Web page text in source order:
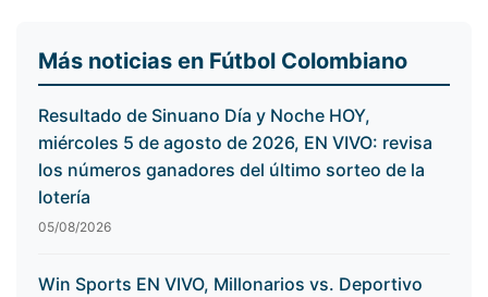
Más noticias en Fútbol Colombiano
Resultado de Sinuano Día y Noche HOY,
miércoles 5 de agosto de 2026, EN VIVO: revisa
los números ganadores del último sorteo de la
lotería
05/08/2026
Win Sports EN VIVO, Millonarios vs. Deportivo